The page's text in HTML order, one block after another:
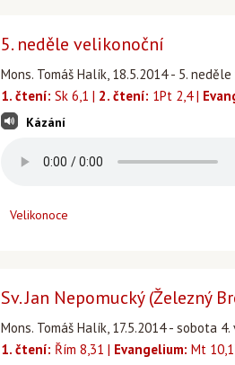
5. neděle velikonoční
Mons. Tomáš Halík, 18.5.2014 - 5.
1. čtení: Sk 6,1 | 2. čtení: 1Pt 2,4 |
Kázání
Velikonoce
Sv. Jan Nepomucký (Železný
Mons. Tomáš Halík, 17.5.2014 - sobota
1. čtení: Řím 8,31 | Evangelium: Mt